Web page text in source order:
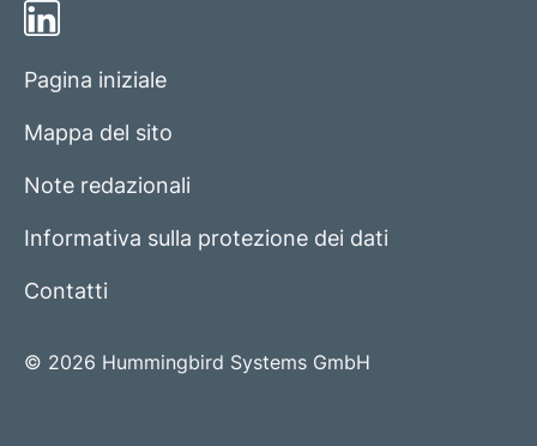
Pagina iniziale
Mappa del sito
Note redazionali
Informativa sulla protezione dei dati
Contatti
© 2026 Hummingbird Systems GmbH